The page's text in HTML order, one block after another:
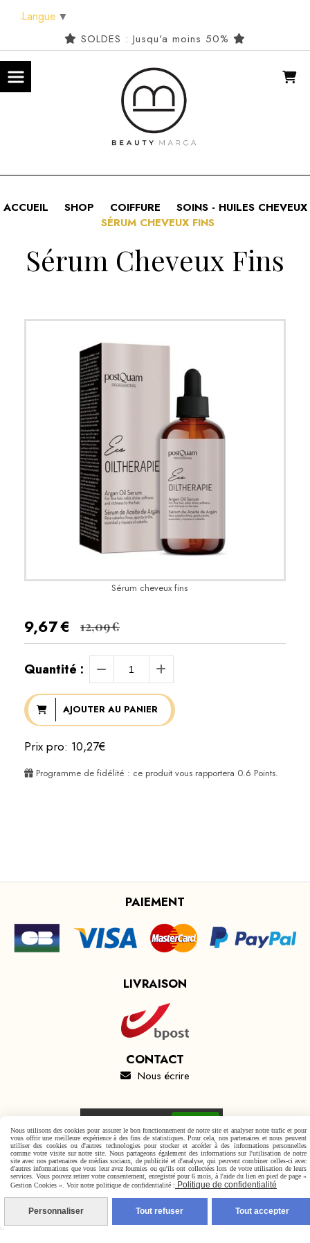
SOLDES : Jusqu'a moins 50%
ACCUEIL SHOP COIFFURE
SOINS - HUILES CHEVEUX
SÉRUM CHEVEUX FINS
Sérum Cheveux Fins
Sérum cheveux fins
9,67€ 12,09€
Quantité :
AJOUTER AU PANIER
Prix pro: 10,27€
Programme de fidélité : ce produit vous rapportera 0.6 Points.
PAIEMENT
LIVRAISON
CONTACT
 Nous écrire
Mentions Légales
Conditions générales de vente
Politique de confidentialité
Gestion cookies Mon Compte
Langue ▼
Nous utilisons des cookies pour assurer le bon fonctionnement de notre site et analyser notre trafic et pour
vous offrir une meilleure expérience à des fins de statistiques. Pour cela, nos partenaires et nous peuvent
utiliser des cookies ou d'autres technologies pour stocker et accéder à des informations personnelles
comme votre visite sur notre site. Nous partageons également des informations sur l'utilisation de notre
site avec nos partenaires de médias sociaux, de publicité et d'analyse, qui peuvent combiner celles-ci avec
d'autres informations que vous leur avez fournies ou qu'ils ont collectées lors de votre utilisation de leurs
services. Vous pouvez retirer votre consentement, enregistré pour 6 mois, à l'aide du lien en pied de page «
Gestion Cookies ». Voir notre politique de confidentialité : Politique de confidentialité
Personnaliser Tout refuser Tout accepter